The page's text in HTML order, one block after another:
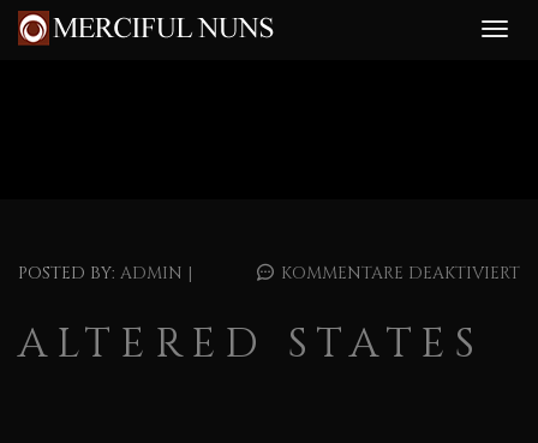
POSTED BY: ADMIN | KOMMENTARE DEAKTIVIERT
ALTERED STATES